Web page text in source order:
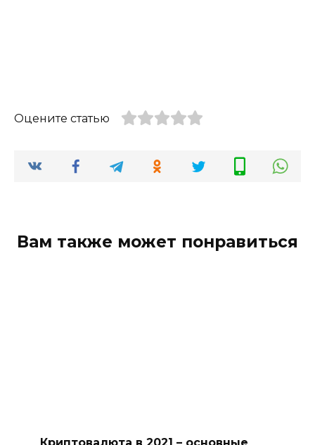
Оцените статью
Вам также может понравиться
Криптовалюта в 2021 – основные